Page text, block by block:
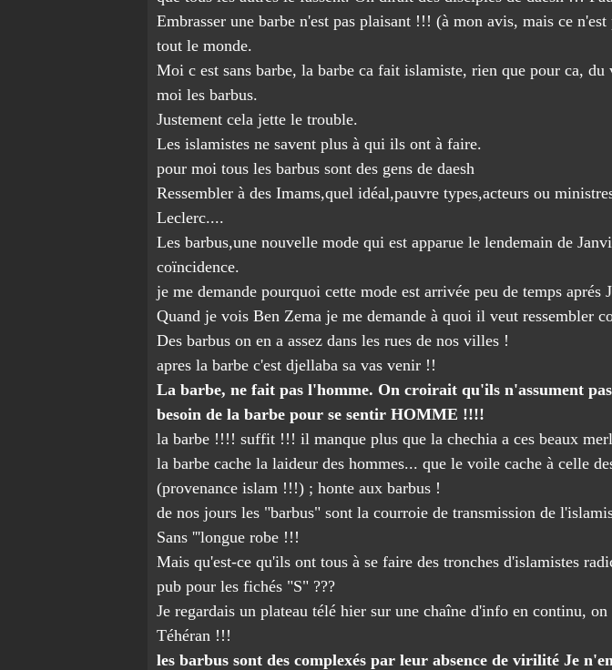
Embrasser une barbe n'est pas plaisant !!! (à mon avis, mais ce
tout le monde.
Moi c est sans barbe, la barbe ca fait islamiste, rien que pour ca,
moi les barbus.
Justement cela jette le trouble.
Les islamistes ne savent plus à qui ils ont à faire.
pour moi tous les barbus sont des gens de daesh
Ressembler à des Imams,quel idéal,pauvre types,acteurs ou
Leclerc....
Les barbus,une nouvelle mode qui est apparue le lendemain de
coïncidence.
je me demande pourquoi cette mode est arrivée peu de temps aprés
Quand je vois Ben Zema je me demande à quoi il veut ressembler
Des barbus on en a assez dans les rues de nos villes !
apres la barbe c'est djellaba sa vas venir !!
La barbe, ne fait pas l'homme. On croirait qu'ils n'assument
besoin de la barbe pour se sentir HOMME !!!!
la barbe !!!! suffit !!! il manque plus que la chechia a ces beaux
la barbe cache la laideur des hommes... que le voile cache à celle
(provenance islam !!!) ; honte aux barbus !
de nos jours les "barbus" sont la courroie de transmission de
Sans '''longue robe !!!
Mais qu'est-ce qu'ils ont tous à se faire des tronches d'islamistes
pub pour les fichés "S" ???
Je regardais un plateau télé hier sur une chaîne d'info en continu, on
Téhéran !!!
les barbus sont des complexés par leur absence de virilité Je